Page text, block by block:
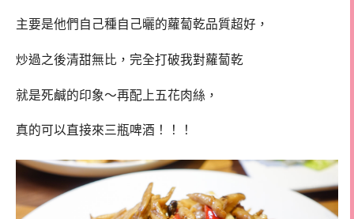
主要是他們自己種自己曬的蘿蔔乾品質超好，
炒過之後清甜無比，完全打破我對蘿蔔乾
就是死鹹的印象～再配上五花肉絲，
真的可以直接來三瓶啤酒！！！